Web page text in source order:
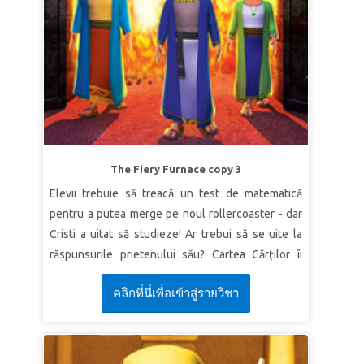
Verset„De când am auzit lucrul acesta, ni s-a
tăiat inima ... căci Domnul Dumnezeul vostru este
Dumnezeu sus în ceruri şi jos pe pământ.”Iosua
2:11 (VDC)
LECȚIA 2: BIRUITORI ÎN HRISTOS
Adevăr biblic:
Împreună cu Hristos pot depăși
toate obstacolele.
„Prin credinţă au căzut zidurile
LECȚIA 3: ADOPTAT ÎN FAMILIA LUI
DUMNEZEU
Prin Hristos, sunt adoptat în familia
să strigăm: „Ava!, adică: Tată!”
The Fiery Furnace copy 3
Elevii trebuie să treacă un test de matematică
pentru a putea merge pe noul rollercoaster - dar
Cristi a uitat să studieze! Ar trebui să se uite la
răspunsurile prietenului său? Cartea Cărților îi
duce pe Cristi, Oana și Memo înapoi în vechiul
Babilon. Acolo îi întâlnesc pe Șadrac, Meșac și
Abed-Nego, care trebuie să se plece în fața unui
idol - sau să înfrunte moartea! Asistați la decizia
lor curajoasă și la protecția miraculoasă a lui
คลิกที่นี่เพื่อเข้าสู่รายวิชา